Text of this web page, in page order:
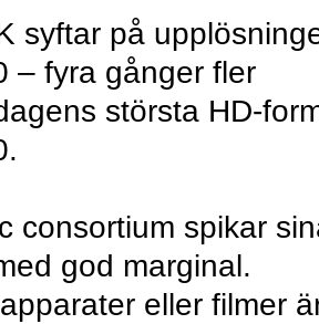
syftar på
– fyra gånger fler
största HD-
consortium spikar
god marginal.
eller filmer